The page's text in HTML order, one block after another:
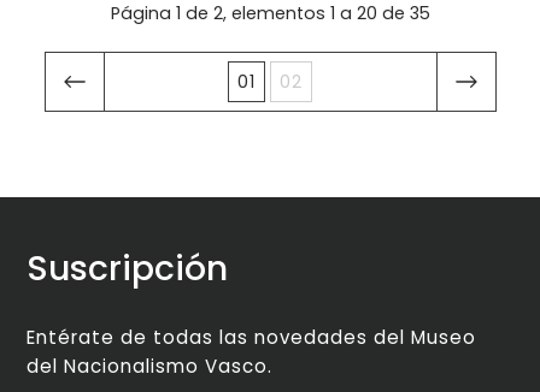
Página 1 de 2, elementos 1 a 20 de 35
01 02
Suscripción
Entérate de todas las novedades del Museo
del Nacionalismo Vasco.